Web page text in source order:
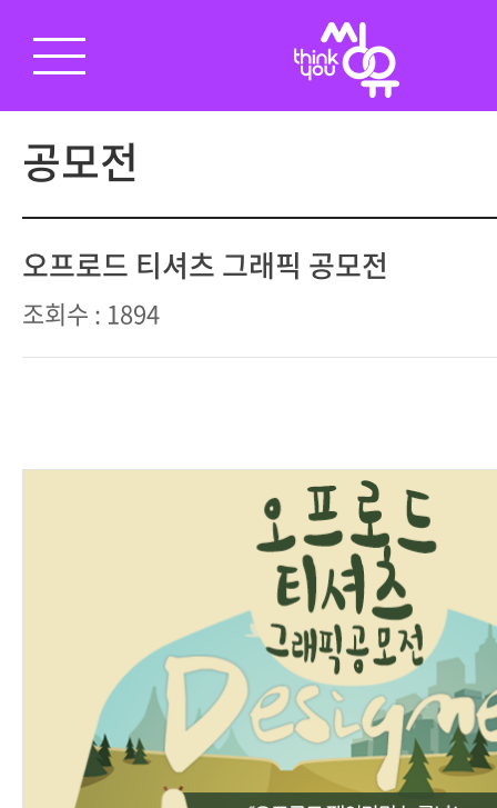
공모전
오프로드 티셔츠 그래픽 공모전
조회수 : 1894